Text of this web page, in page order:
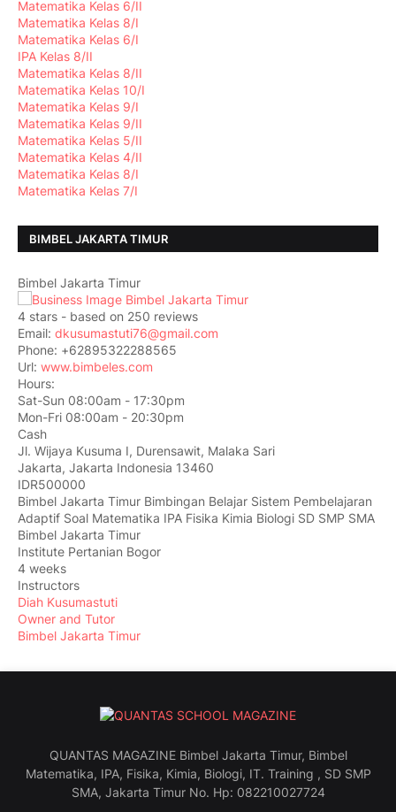
Matematika Kelas 6/II
Matematika Kelas 8/I
Matematika Kelas 6/I
IPA Kelas 8/II
Matematika Kelas 8/II
Matematika Kelas 10/I
Matematika Kelas 9/I
Matematika Kelas 9/II
Matematika Kelas 5/II
Matematika Kelas 4/II
Matematika Kelas 8/I
Matematika Kelas 7/I
BIMBEL JAKARTA TIMUR
Bimbel Jakarta Timur
4 stars - based on 250 reviews
Email: dkusumastuti76@gmail.com
Phone: +62895322288565
Url: www.bimbeles.com
Hours:
Sat-Sun 08:00am - 17:30pm
Mon-Fri 08:00am - 20:30pm
Cash
Jl. Wijaya Kusuma I, Durensawit, Malaka Sari
Jakarta, Jakarta Indonesia 13460
IDR500000
Bimbel Jakarta Timur Bimbingan Belajar Sistem Pembelajaran
Adaptif Soal Matematika IPA Fisika Kimia Biologi SD SMP SMA
Bimbel Jakarta Timur
Institute Pertanian Bogor
4 weeks
Instructors
Diah Kusumastuti
Owner and Tutor
Bimbel Jakarta Timur
QUANTAS MAGAZINE Bimbel Jakarta Timur, Bimbel
Matematika, IPA, Fisika, Kimia, Biologi, IT. Training , SD SMP
SMA, Jakarta Timur No. Hp: 082210027724